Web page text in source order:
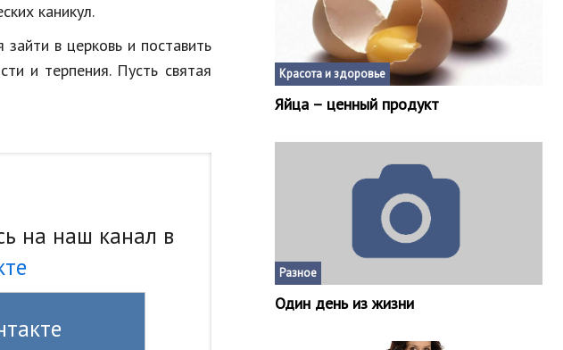
каникул.
в церковь и поставить
и терпения. Пусть святая
на наш канал в
Красота и здоровье
Яйца – ценный продукт
Разное
Один день из жизни